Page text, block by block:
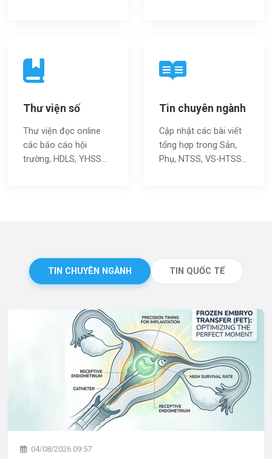
Thư viện số
Thư viện đọc online
các báo cáo hội
trường, HDLS, YHSS…
Tin chuyên ngành
Cập nhật các bài viết
tổng hợp trong Sản,
Phụ, NTSS, VS-HTSS...
TIN CHUYÊN NGÀNH TIN QUỐC TẾ
04/08/2026 09:57